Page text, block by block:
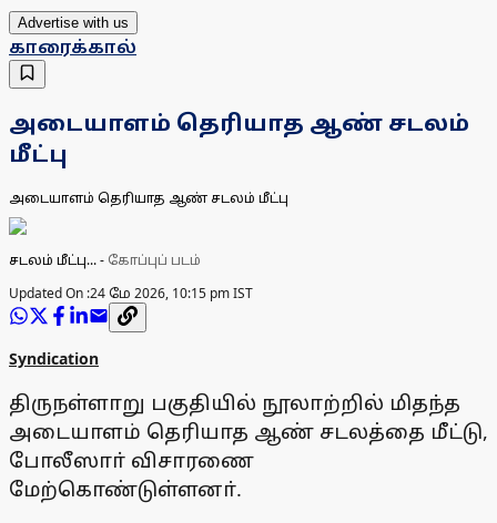
Advertise with us
காரைக்கால்
அடையாளம் தெரியாத ஆண் சடலம்
மீட்பு
அடையாளம் தெரியாத ஆண் சடலம் மீட்பு
சடலம் மீட்பு...- கோப்புப் படம்
Updated On :24 மே 2026, 10:15 pm IST
Syndication
திருநள்ளாறு பகுதியில் நூலாற்றில் மிதந்த
அடையாளம் தெரியாத ஆண் சடலத்தை மீட்டு,
போலீஸாா் விசாரணை
மேற்கொண்டுள்ளனா்.